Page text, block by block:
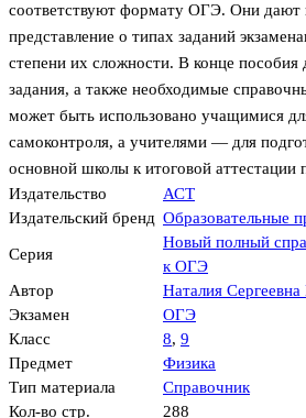
соответствуют формату ОГЭ. Они дают
представление о типах заданий
степени их сложности. В конце пособия
задания, а также необходимые
может быть использовано учащимися
самоконтроля, а учителями — для
основной школы к итоговой аттестации
Издательство
АСТ
Издательский бренд Образовательные
Серия
Новый полный
к ОГЭ
Автор
Наталия
Экзамен
ОГЭ
Класс
8, 9
Предмет
Физика
Тип материала
Справочник
Кол-во стр.
288